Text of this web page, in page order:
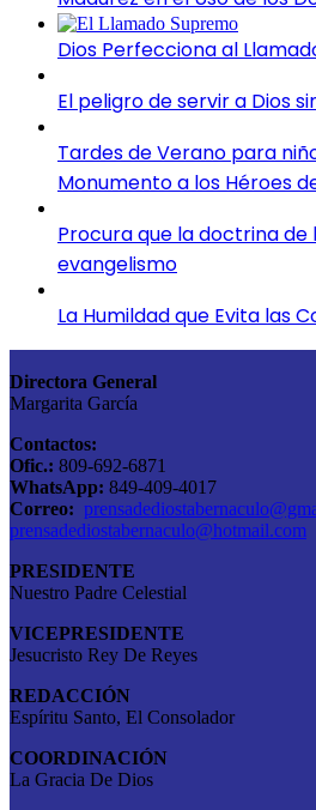
Dios Perfecciona al
El peligro de servir a Dios
Tardes de Verano para
Monumento a los Héroes
Procura que la doctrina
evangelismo
La Humildad que Evita las
Directora General
Margarita García
Contactos:
Ofic.: 809-692-6871
WhatsApp: 849-409-4017
Correo:
prensadediostabernaculo@hotmail.com
PRESIDENTE
Nuestro Padre Celestial
VICEPRESIDENTE
Jesucristo Rey De Reyes
REDACCIÓN
Espíritu Santo, El Consolador
COORDINACIÓN
La Gracia De Dios